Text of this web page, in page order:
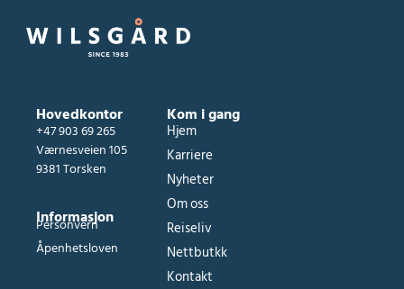
Hovedkontor
+47 903 69 265
Værnesveien 105
9381 Torsken
Informasjon
Personvern
Åpenhetsloven
Kom i gang
Hjem
Karriere
Nyheter
Om oss
Reiseliv
Nettbutkk
Kontakt